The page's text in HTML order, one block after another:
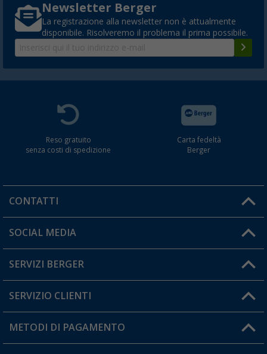
Newsletter Berger
La registrazione alla newsletter non è attualmente
disponibile. Risolveremo il problema il prima possibile.
Reso gratuito
senza costi di spedizione
Carta fedeltà
Berger
CONTATTI
Orari di apertura del servizio:
Hai una domanda?
SOCIAL MEDIA
SERVIZI BERGER
Diventare rivenditori
Il mio Account
SERVIZIO CLIENTI
Informazioni sulla spedizione
METODI DI PAGAMENTO